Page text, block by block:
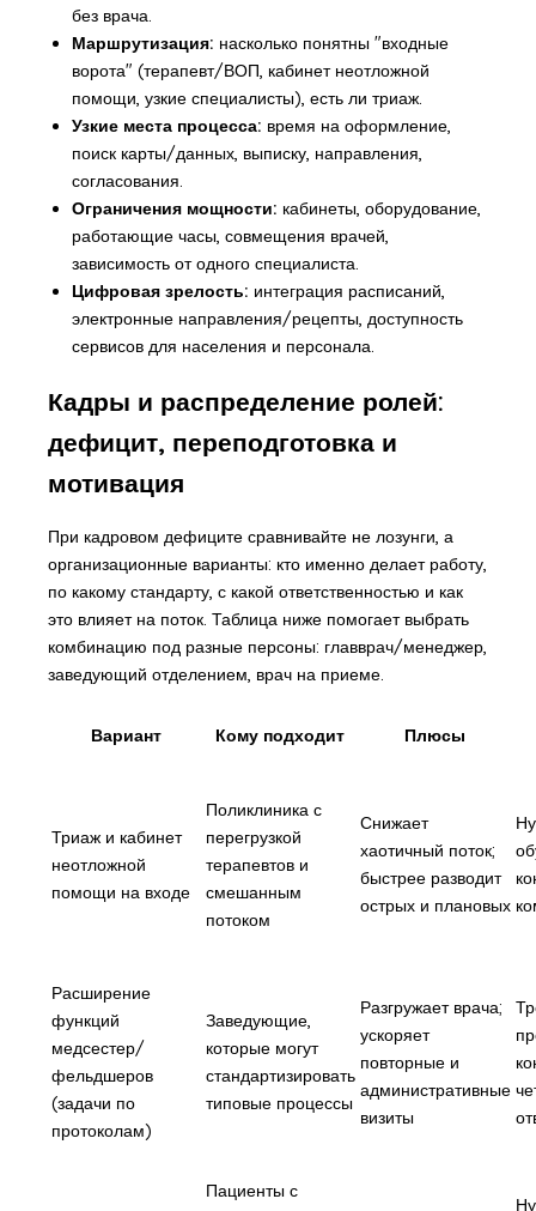
без врача.
Маршрутизация: насколько понятны "входные
ворота" (терапевт/ВОП, кабинет неотложной
помощи, узкие специалисты), есть ли триаж.
Узкие места процесса: время на оформление,
поиск карты/данных, выписку, направления,
согласования.
Ограничения мощности: кабинеты, оборудование,
работающие часы, совмещения врачей,
зависимость от одного специалиста.
Цифровая зрелость: интеграция расписаний,
электронные направления/рецепты, доступность
сервисов для населения и персонала.
Кадры и распределение ролей:
дефицит, переподготовка и
мотивация
При кадровом дефиците сравнивайте не лозунги, а
организационные варианты: кто именно делает работу,
по какому стандарту, с какой ответственностью и как
это влияет на поток. Таблица ниже помогает выбрать
комбинацию под разные персоны: главврач/менеджер,
заведующий отделением, врач на приеме.
Вариант Кому подходит Плюсы
Триаж и кабинет
неотложной
помощи на входе
Поликлиника с
перегрузкой
терапевтов и
смешанным
потоком
Снижает
хаотичный поток;
быстрее разводит
острых и плановых
Расширение
функций
медсестер/
фельдшеров
(задачи по
протоколам)
Заведующие,
которые могут
стандартизировать
типовые процессы
Разгружает врача;
ускоряет
повторные и
административные
визиты
Пациенты с